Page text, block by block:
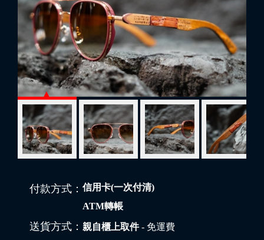
付款方式： 信用卡(一次付清)
ATM轉帳
送貨方式： 親自櫃上取件- 免運費